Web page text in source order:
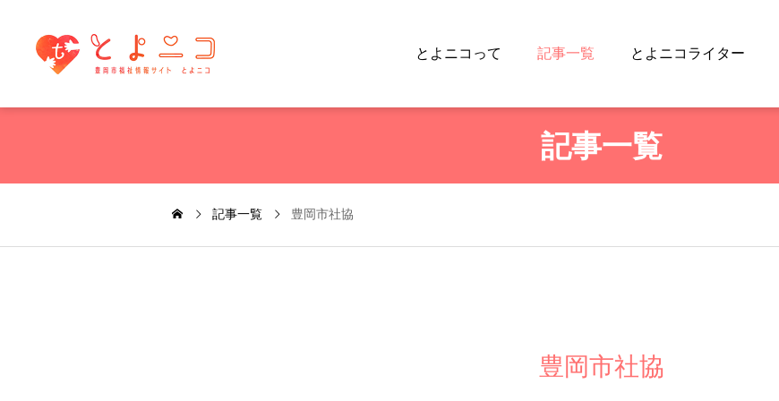
とよニコって 記事一覧 とよニコライター
記事一覧
記事一覧 豊岡市社協
豊岡市社協